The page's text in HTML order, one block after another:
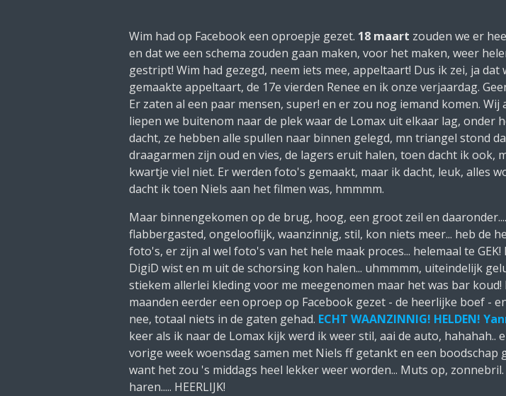
Wim had op Facebook een oproepje gezet. 18 maart zouden we er
en dat we een schema zouden gaan maken, voor het maken, weer
gestript! Wim had gezegd, neem iets mee, appeltaart! Dus ik zei, ja
gemaakte appeltaart, de 17e vierden Renee en ik onze verjaardag.
Er zaten al een paar mensen, super! en er zou nog iemand komen.
liepen we buitenom naar de plek waar de Lomax uit elkaar lag, onder
dacht, ze hebben alle spullen naar binnen gelegd, mn triangel stond
draagarmen zijn oud en vies, de lagers eruit halen, toen dacht ik ook,
kwartje viel niet. Er werden foto's gemaakt, maar ik dacht, leuk, alles
dacht ik toen Niels aan het filmen was, hmmmm.
Maar binnengekomen op de brug, hoog, een groot zeil en
flabbergasted, ongelooflijk, waanzinnig, stil, kon niets meer... heb de
foto's, er zijn al wel foto's van het hele maak proces... helemaal te
DigiD wist en m uit de schorsing kon halen... uhmmmm, uiteindelijk
stiekem allerlei kleding voor me meegenomen maar het was bar
maanden eerder een oproep op Facebook gezet - de heerlijke boef -
nee, totaal niets in de gaten gehad. ECHT WAANZINNIG! HELDEN!
keer als ik naar de Lomax kijk werd ik weer stil, aai de auto,
vorige week woensdag samen met Niels ff getankt en een
want het zou 's middags heel lekker weer worden... Muts op,
haren..... HEERLIJK!